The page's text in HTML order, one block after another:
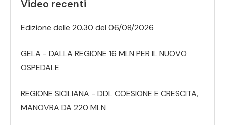
Video recenti
Edizione delle 20.30 del 06/08/2026
GELA - DALLA REGIONE 16 MLN PER IL NUOVO
OSPEDALE
REGIONE SICILIANA - DDL COESIONE E CRESCITA,
MANOVRA DA 220 MLN